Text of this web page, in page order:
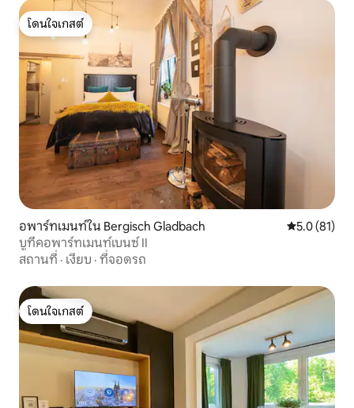
โดนใจเกสต์
โดนใจเกสต์
อพาร์ทเมนท์ใน Bergisch Gladbach คะแนนเฉลี่ย
5.0 (81)
บูทีคอพาร์ทเมนท์เบนซ์ II
สถานที่ · เงียบ · ที่จอดรถ
โดนใจเกสต์
โดนใจเกสต์